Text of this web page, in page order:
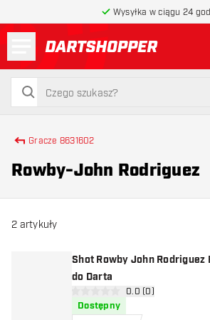
Wysyłka w ciągu 24
powrót do strony
szukaj
szukaj
Gracze 8631602
Rowby-John Rodriguez
2 artykuły
Shot Rowby John Rodriguez
do Darta
otwórz panel
0 gwiazdki oceny0.0 (0)
Dostępny